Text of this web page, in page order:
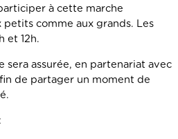
à cette marche
petits comme aux grands. Les
et 12h.
sera assurée, en partenariat avec
de partager un moment de